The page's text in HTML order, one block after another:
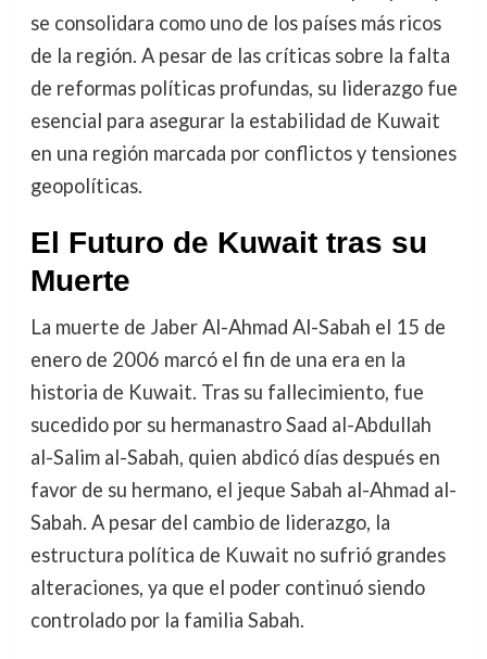
se consolidara como uno de los países más ricos
de la región. A pesar de las críticas sobre la falta
de reformas políticas profundas, su liderazgo fue
esencial para asegurar la estabilidad de Kuwait
en una región marcada por conflictos y tensiones
geopolíticas.
El Futuro de Kuwait tras su
Muerte
La muerte de Jaber Al-Ahmad Al-Sabah el 15 de
enero de 2006 marcó el fin de una era en la
historia de Kuwait. Tras su fallecimiento, fue
sucedido por su hermanastro Saad al-Abdullah
al-Salim al-Sabah, quien abdicó días después en
favor de su hermano, el jeque Sabah al-Ahmad al-
Sabah. A pesar del cambio de liderazgo, la
estructura política de Kuwait no sufrió grandes
alteraciones, ya que el poder continuó siendo
controlado por la familia Sabah.